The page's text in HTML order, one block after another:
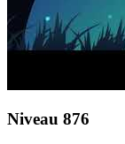
Niveau 876